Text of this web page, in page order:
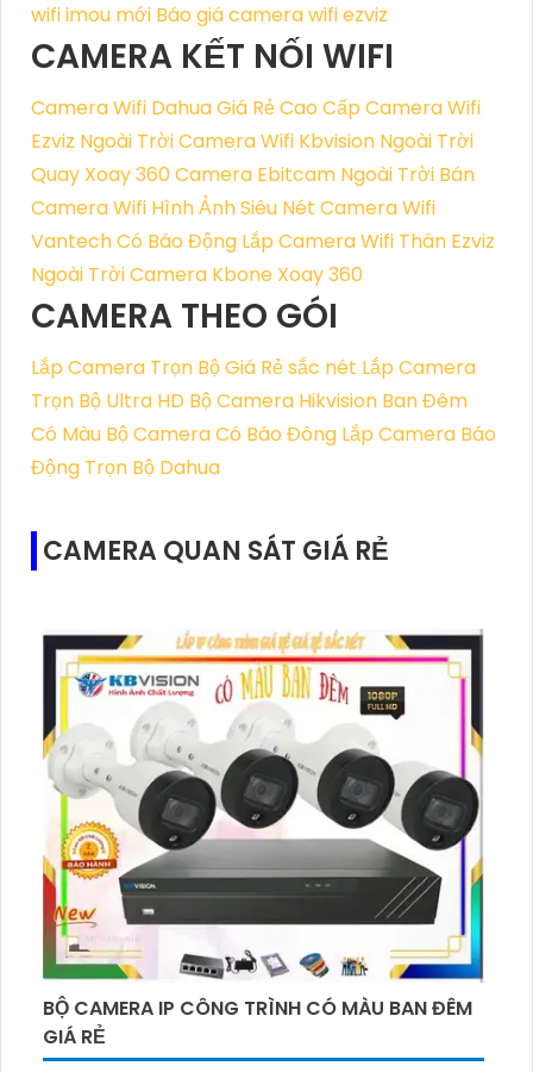
wifi imou mới Báo giá camera wifi ezviz
CAMERA KẾT NỐI WIFI
Camera Wifi Dahua Giá Rẻ Cao Cấp Camera Wifi
Ezviz Ngoài TrờiCamera Wifi Kbvision Ngoài Trời
Quay Xoay 360Camera Ebitcam Ngoài Trời Bán
Camera Wifi Hình Ảnh Siêu Nét Camera Wifi
Vantech Có Báo Động Lắp Camera Wifi Thân Ezviz
Ngoài TrờiCamera Kbone Xoay 360
CAMERA THEO GÓI
Lắp Camera Trọn Bộ Giá Rẻ sắc nét Lắp Camera
Trọn Bộ Ultra HD Bộ Camera Hikvision Ban Đêm
Có Màu Bộ Camera Có Báo Đông Lắp Camera Báo
Động Trọn Bộ Dahua
CAMERA QUAN SÁT GIÁ RẺ
BỘ CAMERA IP CÔNG TRÌNH CÓ MÀU BAN ĐÊM
GIÁ RẺ